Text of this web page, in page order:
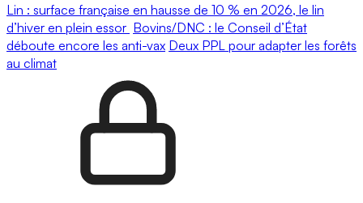
Lin : surface française en hausse de 10 % en 2026, le lin
d’hiver en plein essor Bovins/DNC : le Conseil d’État
déboute encore les anti-vax Deux PPL pour adapter les forêts
au climat